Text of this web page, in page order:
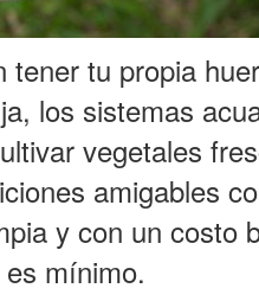
tener tu propia
los sistemas
vegetales
amigables
y con un costo
mínimo.